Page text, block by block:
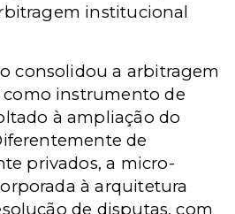
institucional
consolidou a arbitragem
instrumento de
à ampliação do
de
privados, a micro-
à arquitetura
de disputas, com